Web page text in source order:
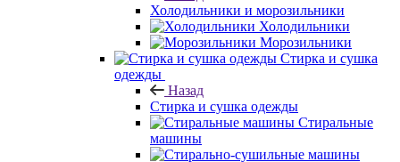
Холодильники и морозильники
Холодильники
Морозильники
Стирка и сушка
одежды
Назад
Стирка и сушка одежды
Стиральные
машины